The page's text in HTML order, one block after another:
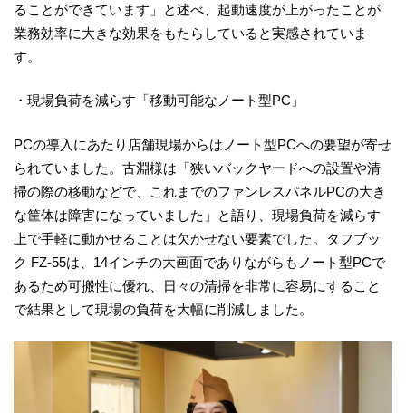
ることができています」と述べ、起動速度が上がったことが
業務効率に大きな効果をもたらしていると実感されていま
す。
・現場負荷を減らす「移動可能なノート型PC」
PCの導入にあたり店舗現場からはノート型PCへの要望が寄せ
られていました。古淵様は「狭いバックヤードへの設置や清
掃の際の移動などで、これまでのファンレスパネルPCの大き
な筐体は障害になっていました」と語り、現場負荷を減らす
上で手軽に動かせることは欠かせない要素でした。タフブッ
ク FZ-55は、14インチの大画面でありながらもノート型PCで
あるため可搬性に優れ、日々の清掃を非常に容易にすること
で結果として現場の負荷を大幅に削減しました。